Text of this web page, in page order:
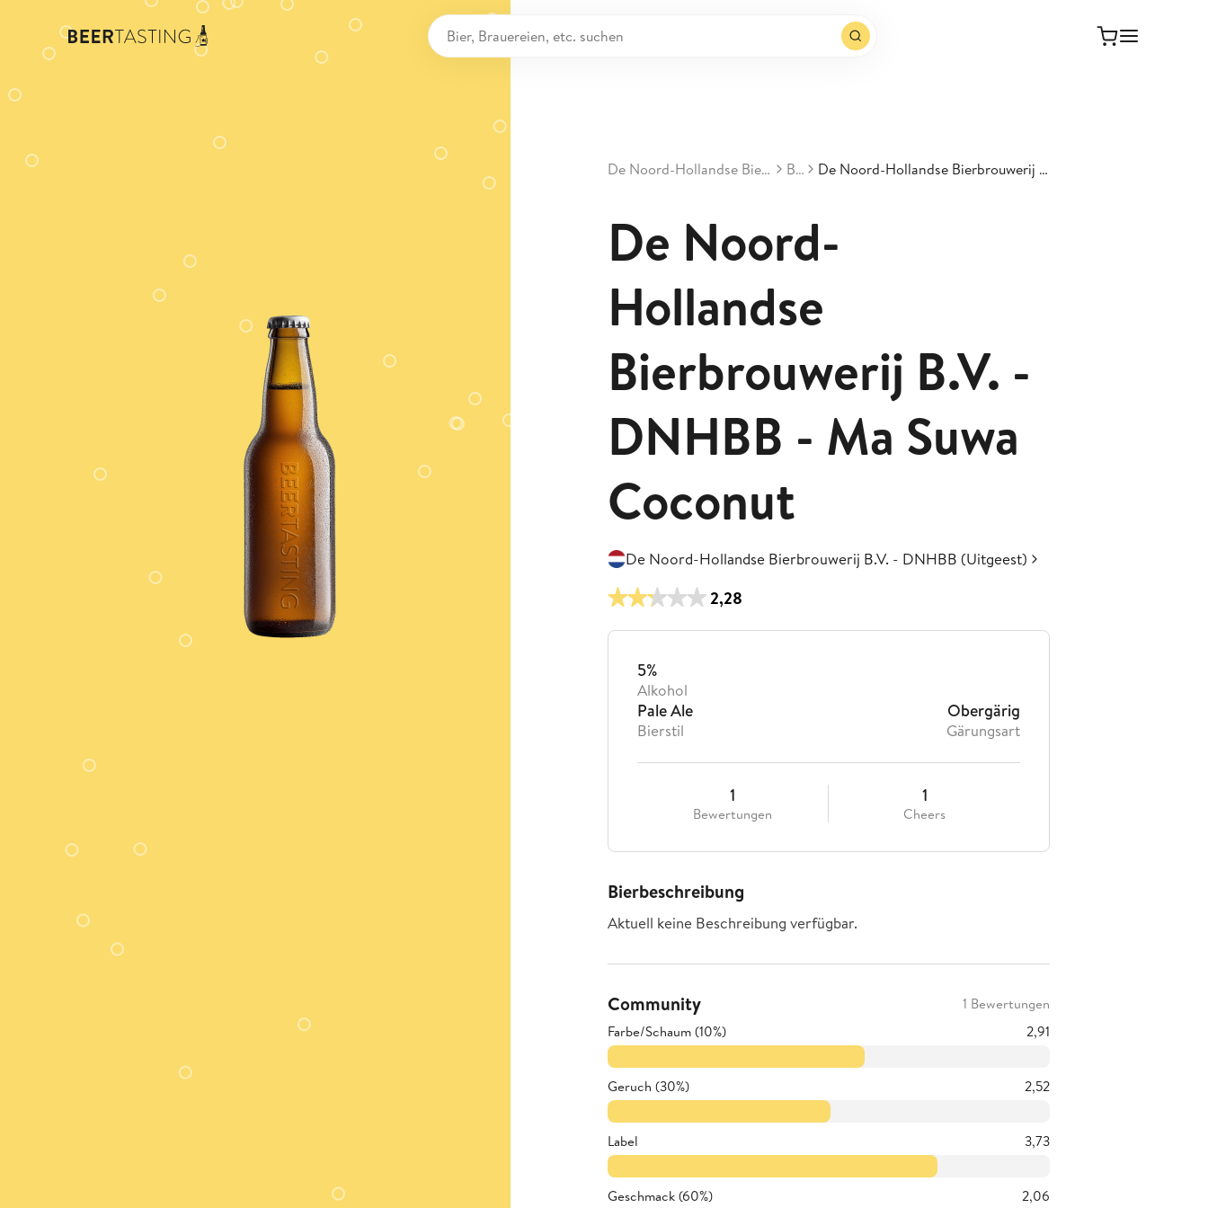
De Noord-Hollandse Bierbrouwerij B.V. - DNHBB Biere De Noord-Hollandse Bierbrouwerij B.V. - DNHBB - Ma Suwa Coconut
De Noord-
Hollandse
Bierbrouwerij B.V. -
DNHBB - Ma Suwa
Coconut
De Noord-Hollandse Bierbrouwerij B.V. - DNHBB (Uitgeest)
2,28
5%
Alkohol
Pale Ale
Bierstil
Obergärig
Gärungsart
1
Bewertungen
1
Cheers
Bierbeschreibung
Aktuell keine Beschreibung verfügbar.
Community
1 Bewertungen
Farbe/Schaum (10%)
2,91
Geruch (30%) 2,52
Label 3,73
Geschmack (60%) 2,06